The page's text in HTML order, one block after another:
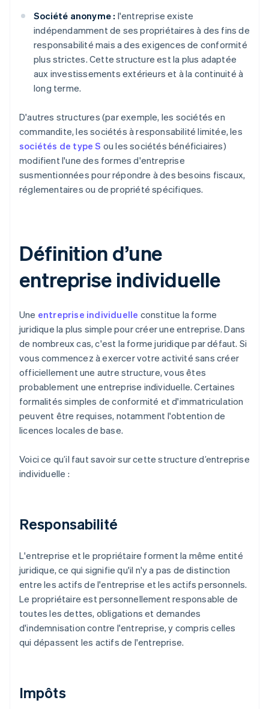
Société anonyme : l'entreprise existe
indépendamment de ses propriétaires à des fins de
responsabilité mais a des exigences de conformité
plus strictes. Cette structure est la plus adaptée
aux investissements extérieurs et à la continuité à
long terme.
D'autres structures (par exemple, les sociétés en
commandite, les sociétés à responsabilité limitée, les
sociétés de type S ou les sociétés bénéficiaires)
modifient l'une des formes d'entreprise
susmentionnées pour répondre à des besoins fiscaux,
réglementaires ou de propriété spécifiques.
Définition d’une
entreprise individuelle
Une entreprise individuelle constitue la forme
juridique la plus simple pour créer une entreprise. Dans
de nombreux cas, c'est la forme juridique par défaut. Si
vous commencez à exercer votre activité sans créer
officiellement une autre structure, vous êtes
probablement une entreprise individuelle. Certaines
formalités simples de conformité et d'immatriculation
peuvent être requises, notamment l'obtention de
licences locales de base.
Voici ce qu’il faut savoir sur cette structure d’entreprise
individuelle :
Responsabilité
L'entreprise et le propriétaire forment la même entité
juridique, ce qui signifie qu'il n'y a pas de distinction
entre les actifs de l'entreprise et les actifs personnels.
Le propriétaire est personnellement responsable de
toutes les dettes, obligations et demandes
d'indemnisation contre l'entreprise, y compris celles
qui dépassent les actifs de l'entreprise.
Impôts